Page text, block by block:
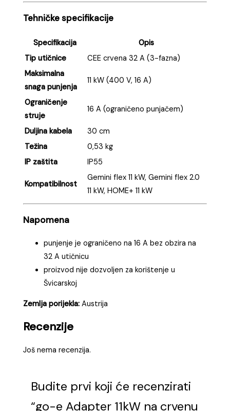
Tehničke specifikacije
Specifikacija
Opis
Tip utičnice
CEE crvena 32 A (3-fazna)
Maksimalna
snaga punjenja
11 kW (400 V, 16 A)
Ograničenje
struje
16 A (ograničeno punjačem)
Duljina kabela
30 cm
Težina
0,53 kg
IP zaštita
IP55
Kompatibilnost
Gemini flex 11 kW, Gemini flex 2.0
11 kW, HOME+ 11 kW
Napomena
punjenje je ograničeno na 16 A bez obzira na
32 A utičnicu
proizvod nije dozvoljen za korištenje u
Švicarskoj
Zemlja porijekla: Austrija
Recenzije
Još nema recenzija.
Budite prvi koji će recenzirati
“go-e Adapter 11kW na crvenu